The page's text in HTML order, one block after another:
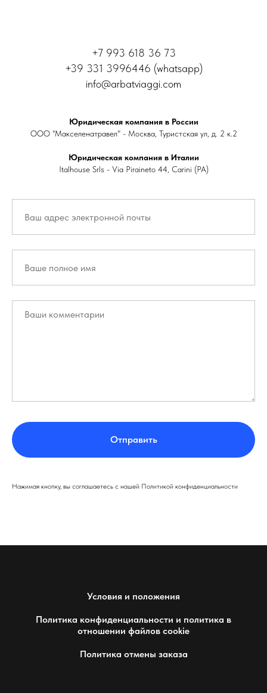
+7 993 618 36 73
+39 331 3996446 (whatsapp)
info@arbatviaggi.com
Юридическая компания в России
ООО "Макселенатравел" - Москва, Туристская ул, д. 2 к.2
Юридическая компания в Италии
Italhouse Srls - Via Piraineto 44, Carini (PA)
Отправить
Нажимая кнопку, вы соглашаетесь с нашей Политикой конфиденциальности
Условия и положения
Политика конфиденциальности и политика в
отношении файлов cookie
Политика отмены заказа